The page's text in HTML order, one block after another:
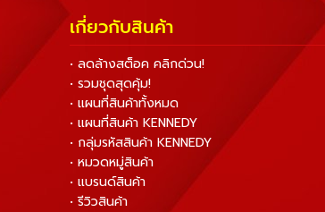
เกี่ยวกับสินค้า
• ลดล้างสต็อค คลิกด่วน!
• รวมชุดสุดคุ้ม!
• แผนที่สินค้าทั้งหมด
• แผนที่สินค้า KENNEDY
• กลุ่มรหัสสินค้า KENNEDY
• หมวดหมู่สินค้า
• แบรนด์สินค้า
• รีวิวสินค้า